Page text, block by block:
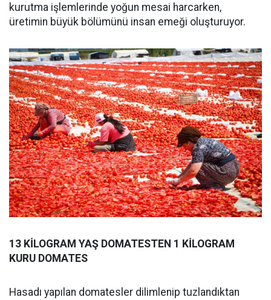
kurutma işlemlerinde yoğun mesai harcarken,
üretimin büyük bölümünü insan emeği oluşturuyor.
13 KİLOGRAM YAŞ DOMATESTEN 1 KİLOGRAM
KURU DOMATES
Hasadı yapılan domatesler dilimlenip tuzlandıktan